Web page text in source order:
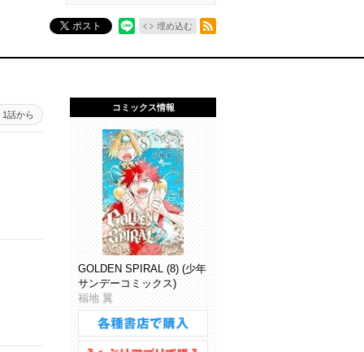
ポスト 埋め込む
1話から
コミックス情報
GOLDEN SPIRAL (8) (少年
サンデーコミックス)
福地 翼